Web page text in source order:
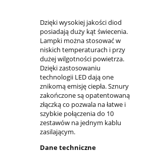
Dzięki wysokiej jakości diod
posiadają duży kąt świecenia.
Lampki można stosować w
niskich temperaturach i przy
dużej wilgotności powietrza.
Dzięki zastosowaniu
technologii LED dają one
znikomą emisję ciepła. Sznury
zakończone są opatentowaną
złączką co pozwala na łatwe i
szybkie połączenia do 10
zestawów na jednym kablu
zasilającym.
Dane techniczne